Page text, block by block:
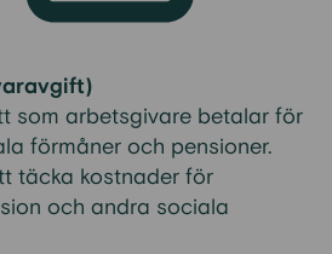
som arbetsgivare betalar för
förmåner och pensioner.
täcka kostnader för
och andra sociala